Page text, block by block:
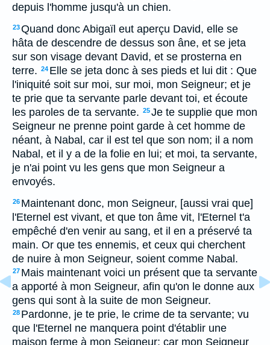
depuis l'homme jusqu'à un chien.
23Quand donc Abigaïl eut aperçu David, elle se
hâta de descendre de dessus son âne, et se jeta
sur son visage devant David, et se prosterna en
terre. 24 Elle se jeta donc à ses pieds et lui dit : Que
l'iniquité soit sur moi, sur moi, mon Seigneur; et je
te prie que ta servante parle devant toi, et écoute
les paroles de ta servante. 25Je te supplie que mon
Seigneur ne prenne point garde à cet homme de
néant, à Nabal, car il est tel que son nom; il a nom
Nabal, et il y a de la folie en lui; et moi, ta servante,
je n'ai point vu les gens que mon Seigneur a
envoyés.
26 Maintenant donc, mon Seigneur, [aussi vrai que]
l'Eternel est vivant, et que ton âme vit, l'Eternel t'a
empêché d'en venir au sang, et il en a préservé ta
main. Or que tes ennemis, et ceux qui cherchent
de nuire à mon Seigneur, soient comme Nabal.
27 Mais maintenant voici un présent que ta servante
a apporté à mon Seigneur, afin qu'on le donne aux
gens qui sont à la suite de mon Seigneur.
28 Pardonne, je te prie, le crime de ta servante; vu
que l'Eternel ne manquera point d'établir une
maison ferme à mon Seigneur; car mon Seigneur